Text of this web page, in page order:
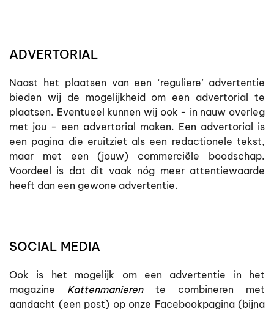
ADVERTORIAL
Naast het plaatsen van een ‘reguliere’ advertentie
bieden wij de mogelijkheid om een advertorial te
plaatsen. Eventueel kunnen wij ook - in nauw overleg
met jou - een advertorial maken. Een advertorial is
een pagina die eruitziet als een redactionele tekst,
maar met een (jouw) commerciële boodschap.
Voordeel is dat dit vaak nóg meer attentiewaarde
heeft dan een gewone advertentie.
SOCIAL MEDIA
Ook is het mogelijk om een advertentie in het
magazine Kattenmanierente combineren met
aandacht (een post) op onze Facebookpagina (bijna